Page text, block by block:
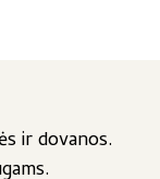
ir dovanos.